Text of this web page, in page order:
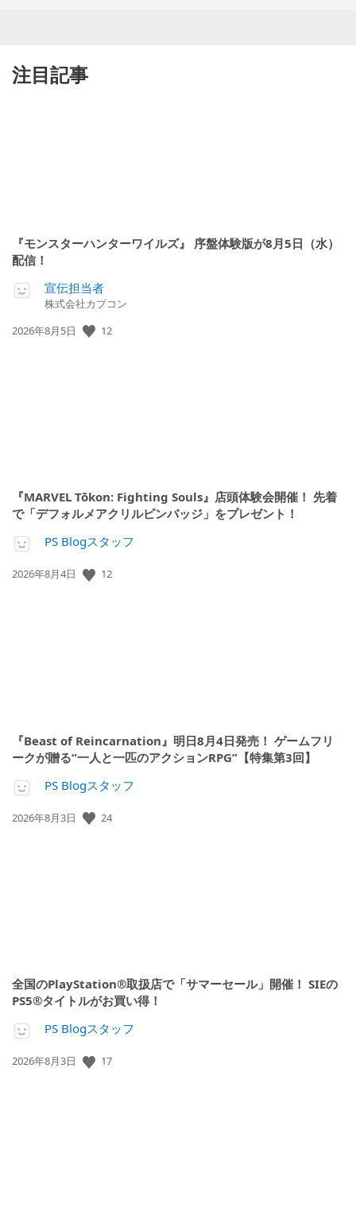
注目記事
『モンスターハンターワイルズ』 序盤体験版が8月5日（水）
配信！
宣伝担当者
株式会社カプコン
公
2026年8月5日 12
『MARVEL Tōkon: Fighting Souls』店頭体験会開催！ 先着
で「デフォルメアクリルピンバッジ」をプレゼント！
PS Blogスタッフ
公
2026年8月4日 12
『Beast of Reincarnation』明日8月4日発売！ ゲームフリ
ークが贈る“一人と一匹のアクションRPG”【特集第3回】
PS Blogスタッフ
公
2026年8月3日 24
全国のPlayStation®取扱店で「サマーセール」開催！ SIEの
PS5®タイトルがお買い得！
PS Blogスタッフ
公
2026年8月3日 17